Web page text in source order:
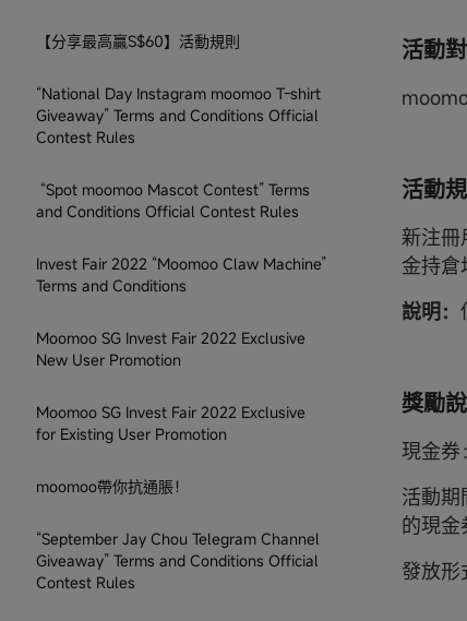
【分享最高贏S$60】活動規則
“National Day Instagram moomoo T-shirt
Giveaway” Terms and Conditions Official
Contest Rules
“Spot moomoo Mascot Contest” Terms
and Conditions Official Contest Rules
Invest Fair 2022 “Moomoo Claw Machine”
Terms and Conditions
Moomoo SG Invest Fair 2022 Exclusive
New User Promotion
Moomoo SG Invest Fair 2022 Exclusive
for Existing User Promotion
moomoo帶你抗通脹！
“September Jay Chou Telegram Channel
Giveaway” Terms and Conditions Official
Contest Rules
活動
活動
新注冊
金持倉
說明：
獎勵
現金券
活動期
的現金
發放形